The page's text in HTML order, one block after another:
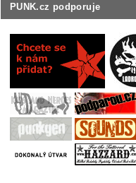
PUNK.cz podporuje